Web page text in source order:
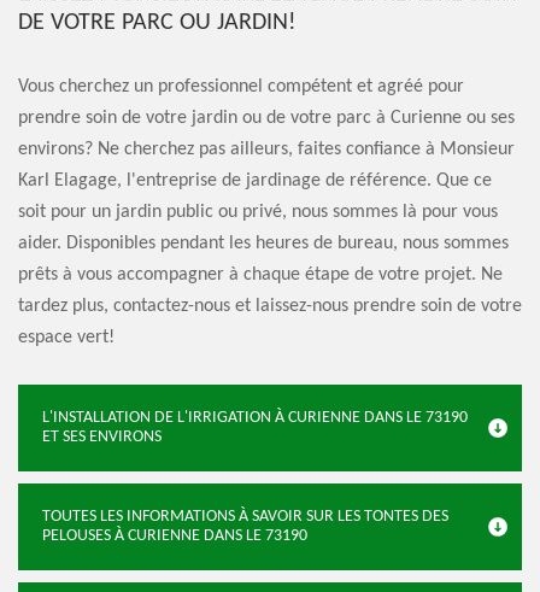
DE VOTRE PARC OU JARDIN!
Vous cherchez un professionnel compétent et agréé pour
prendre soin de votre jardin ou de votre parc à Curienne ou ses
environs? Ne cherchez pas ailleurs, faites confiance à Monsieur
Karl Elagage, l'entreprise de jardinage de référence. Que ce
soit pour un jardin public ou privé, nous sommes là pour vous
aider. Disponibles pendant les heures de bureau, nous sommes
prêts à vous accompagner à chaque étape de votre projet. Ne
tardez plus, contactez-nous et laissez-nous prendre soin de votre
espace vert!
L'INSTALLATION DE L'IRRIGATION À CURIENNE DANS LE 73190
ET SES ENVIRONS
TOUTES LES INFORMATIONS À SAVOIR SUR LES TONTES DES
PELOUSES À CURIENNE DANS LE 73190